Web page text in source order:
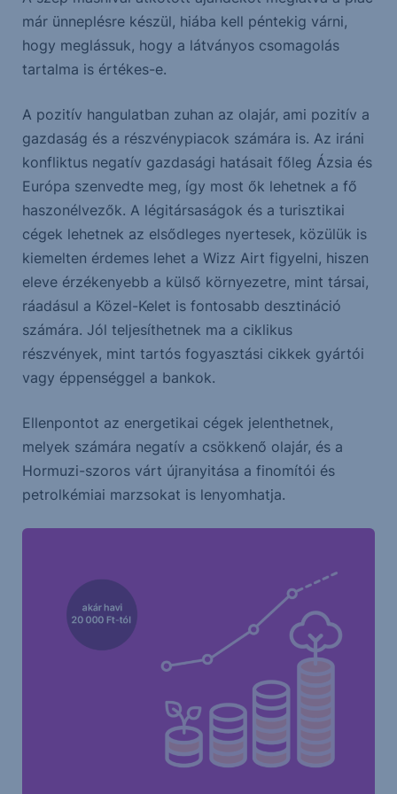
már ünneplésre készül, hiába kell péntekig várni,
hogy meglássuk, hogy a látványos csomagolás
tartalma is értékes-e.
A pozitív hangulatban zuhan az olajár, ami pozitív a
gazdaság és a részvénypiacok számára is. Az iráni
konfliktus negatív gazdasági hatásait főleg Ázsia és
Európa szenvedte meg, így most ők lehetnek a fő
haszonélvezők. A légitársaságok és a turisztikai
cégek lehetnek az elsődleges nyertesek, közülük is
kiemelten érdemes lehet a Wizz Airt figyelni, hiszen
eleve érzékenyebb a külső környezetre, mint társai,
ráadásul a Közel-Kelet is fontosabb desztináció
számára. Jól teljesíthetnek ma a ciklikus
részvények, mint tartós fogyasztási cikkek gyártói
vagy éppenséggel a bankok.
Ellenpontot az energetikai cégek jelenthetnek,
melyek számára negatív a csökkenő olajár, és a
Hormuzi-szoros várt újranyitása a finomítói és
petrolkémiai marzsokat is lenyomhatja.